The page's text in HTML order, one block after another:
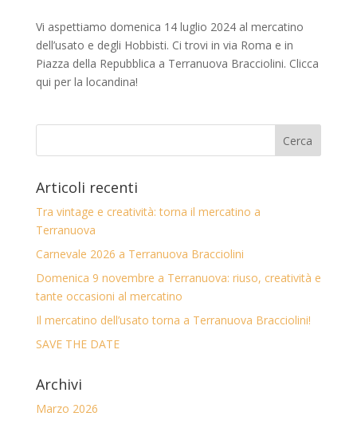
Vi aspettiamo domenica 14 luglio 2024 al mercatino
dell’usato e degli Hobbisti. Ci trovi in via Roma e in
Piazza della Repubblica a Terranuova Bracciolini. Clicca
qui per la locandina!
Articoli recenti
Tra vintage e creatività: torna il mercatino a
Terranuova
Carnevale 2026 a Terranuova Bracciolini
Domenica 9 novembre a Terranuova: riuso, creatività e
tante occasioni al mercatino
Il mercatino dell’usato torna a Terranuova Bracciolini!
SAVE THE DATE
Archivi
Marzo 2026